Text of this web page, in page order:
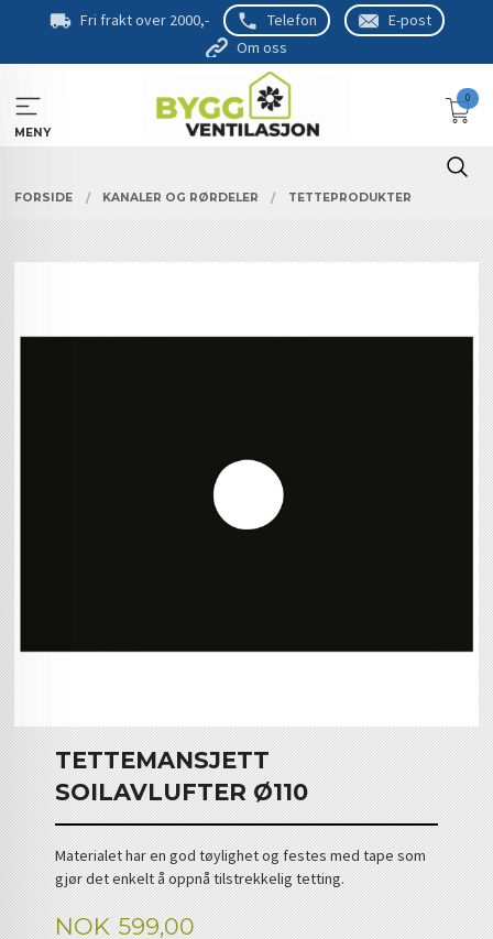
Fri frakt over 2000,- Telefon
E-post
Om oss
MENY
0
FORSIDE KANALER OG RØRDELER TETTEPRODUKTER
TETTEMANSJETT
SOILAVLUFTER Ø110
Materialet har en god tøylighet og festes med tape som
gjør det enkelt å oppnå tilstrekkelig tetting.
Pris
NOK 599,00